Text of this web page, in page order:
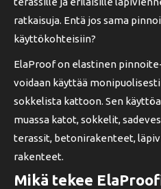
ratkaisuja. Entä jos sama
käyttökohteisiin?
ElaProof on elastinen
voidaan käyttää
sokkelista kattoon. Sen
muassa katot, sokkelit,
terassit, betonirakenteet,
rakenteet.
Mikä tekee